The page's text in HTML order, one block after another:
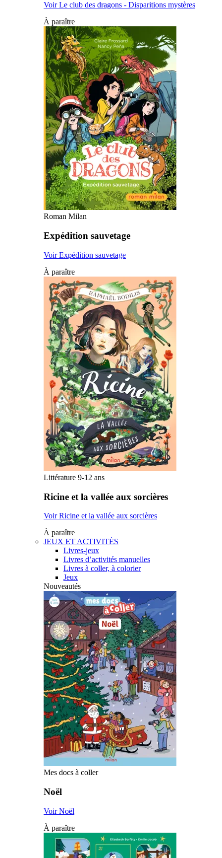
Voir Le club des dragons - Disparitions mystères
À paraître
Roman Milan
Expédition sauvetage
Voir Expédition sauvetage
À paraître
Littérature 9-12 ans
Ricine et la vallée aux sorcières
Voir Ricine et la vallée aux sorcières
À paraître
JEUX ET ACTIVITÉS
Livres-jeux
Livres d’activités manuelles
Livres à coller, à colorier
Jeux
Nouveautés
Mes docs à coller
Noël
Voir Noël
À paraître